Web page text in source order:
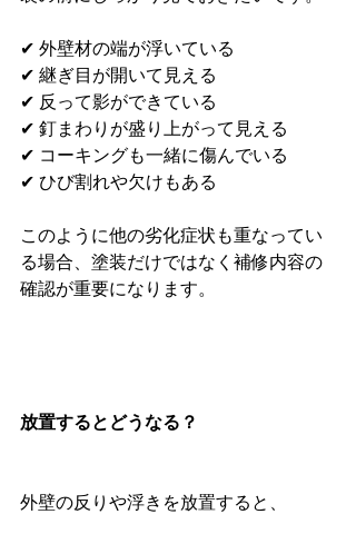
✔ 外壁材の端が浮いている
✔ 継ぎ目が開いて見える
✔ 反って影ができている
✔ 釘まわりが盛り上がって見える
✔ コーキングも一緒に傷んでいる
✔ ひび割れや欠けもある
このように他の劣化症状も重なってい
る場合、塗装だけではなく補修内容の
確認が重要になります。
放置するとどうなる？
外壁の反りや浮きを放置すると、